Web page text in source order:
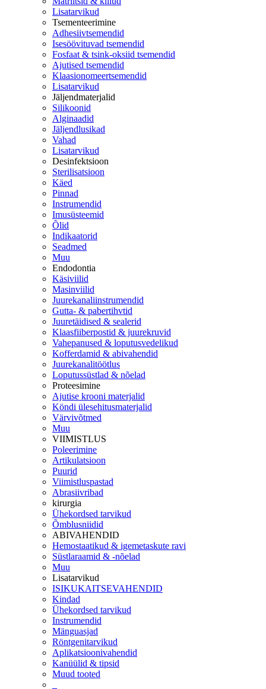
Lisatarvikud
Tsementeerimine
Adhesiivtsemendid
Isesöövituvad tsemendid
Fosfaat & tsink-oksiid tsemendid
Ajutised tsemendid
Klaasionomeertsemendid
Lisatarvikud
Jäljendmaterjalid
Silikoonid
Alginaadid
Jäljendlusikad
Vahad
Lisatarvikud
Desinfektsioon
Sterilisatsioon
Käed
Pinnad
Instrumendid
Imusüsteemid
Õlid
Indikaatorid
Seadmed
Muu
Endodontia
Käsiviilid
Masinviilid
Juurekanaliinstrumendid
Gutta- & pabertihvtid
Juuretäidised & sealerid
Klaasfiiberpostid & juurekruvid
Vahepanused & loputusvedelikud
Kofferdamid & abivahendid
Juurekanalitöötlus
Loputussüstlad & nõelad
Proteesimine
Ajutise krooni materjalid
Köndi ülesehitusmaterjalid
Värvivõtmed
Muu
VIIMISTLUS
Poleerimine
Artikulatsioon
Puurid
Viimistluspastad
Abrasiivribad
kirurgia
Ühekordsed tarvikud
Õmblusniidid
ABIVAHENDID
Hemostaatikud & igemetaskute ravi
Süstlaraamid & -nõelad
Muu
Lisatarvikud
ISIKUKAITSEVAHENDID
Kindad
Ühekordsed tarvikud
Instrumendid
Mänguasjad
Röntgenitarvikud
Aplikatsioonivahendid
Kanüülid & tipsid
Muud tooted